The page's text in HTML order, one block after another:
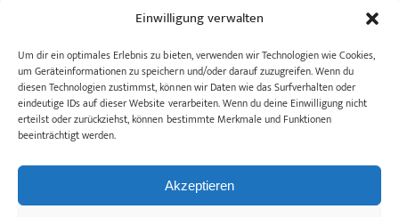
Einwilligung verwalten
Um dir ein optimales Erlebnis zu bieten, verwenden wir Technologien wie Cookies,
um Geräteinformationen zu speichern und/oder darauf zuzugreifen. Wenn du
diesen Technologien zustimmst, können wir Daten wie das Surfverhalten oder
eindeutige IDs auf dieser Website verarbeiten. Wenn du deine Einwilligung nicht
erteilst oder zurückziehst, können bestimmte Merkmale und Funktionen
beeinträchtigt werden.
Akzeptieren
Datenschutz
AGB Hotel
AGB Tagungen
Barrierefreiheitserklärung
Newsletter auf dem Laufenden!